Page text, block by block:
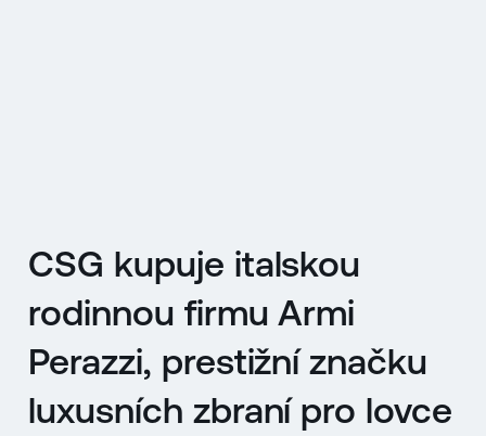
CSG kupuje italskou
rodinnou firmu Armi
Perazzi, prestižní značku
luxusních zbraní pro lovce